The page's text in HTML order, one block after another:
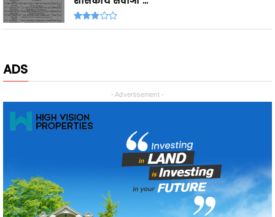
ADS
- Advertisement -